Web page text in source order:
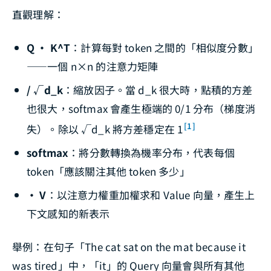
直觀理解：
Q · K^T ：計算每對 token 之間的「相似度分數」
——一個 n×n 的注意力矩陣
/ √d_k ：縮放因子。當 d_k 很大時，點積的方差
也很大，softmax 會產生極端的 0/1 分布（梯度消
失）。除以 √d_k 將方差穩定在 1[1]
softmax ：將分數轉換為機率分布，代表每個
token「應該關注其他 token 多少」
· V ：以注意力權重加權求和 Value 向量，產生上
下文感知的新表示
舉例：在句子「The cat sat on the mat because it
was tired」中，「it」的 Query 向量會與所有其他